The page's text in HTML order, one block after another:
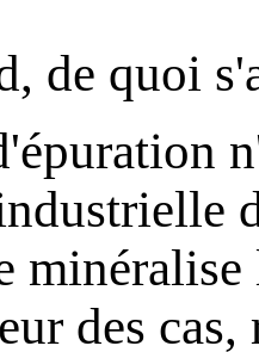
de quoi
minéralise
des